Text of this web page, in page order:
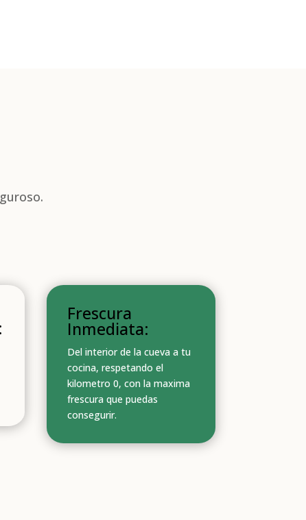
Frescura
Inmediata:
Del interior de la cueva a tu
cocina, respetando el
kilometro 0, con la maxima
frescura que puedas
consegurir.